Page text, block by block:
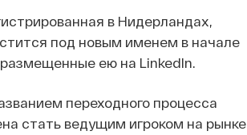
в Нидерландах,
под новым именем в начале
ею на LinkedIn.
переходного процесса
стать ведущим игроком на рынке